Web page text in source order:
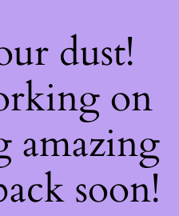
dust!
on
amazing
soon!